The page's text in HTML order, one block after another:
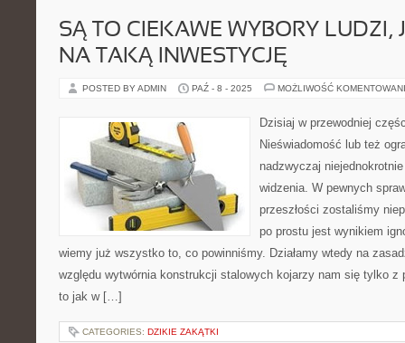
SĄ TO CIEKAWE WYBORY LUDZI,
NA TAKĄ INWESTYCJĘ
POSTED BY ADMIN PAŹ - 8 - 2025 MOŻLIWOŚĆ
Dzisiaj w przewodniej
Nieświadomość lub też
nadzwyczaj
widzenia. W pewnych
przeszłości zostaliśmy
po prostu jest wynikiem
wiemy już wszystko to, co powinniśmy. Działamy wtedy na
względu wytwórnia konstrukcji stalowych kojarzy nam się tylko z
to jak w […]
CATEGORIES: DZIKIE ZAKĄTKI